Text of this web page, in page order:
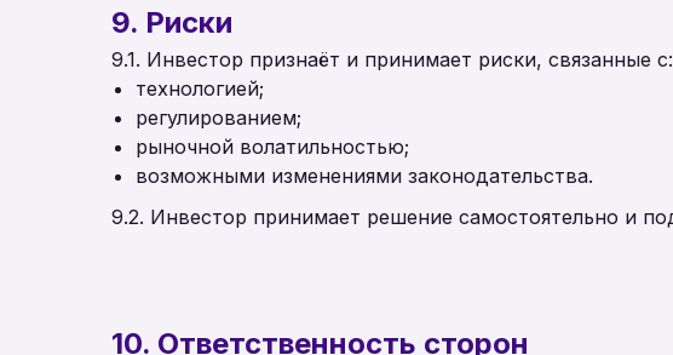
9. Риски
9.1. Инвестор признаёт и принимает риски, связанные с:
технологией;
регулированием;
рыночной волатильностью;
возможными изменениями законодательства.
9.2. Инвестор принимает решение самостоятельно и
10. Ответственность сторон